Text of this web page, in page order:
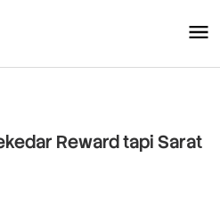
Tidak
Reward tapi Sarat